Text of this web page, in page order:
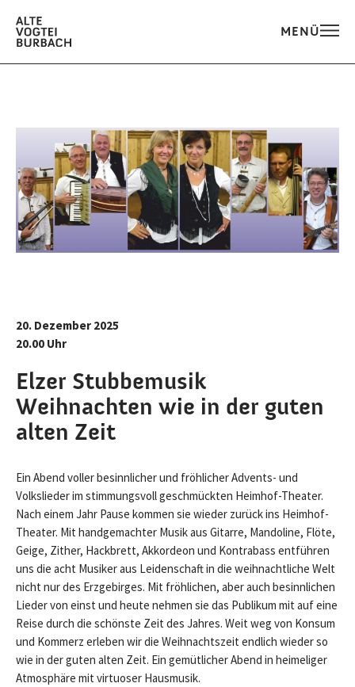
MENÜ
20. Dezember 2025
20.00 Uhr
Elzer Stubbemusik
Weihnachten wie in der guten
alten Zeit
Ein Abend voller besinnlicher und fröhlicher Advents- und
Volkslieder im stimmungsvoll geschmückten Heimhof-Theater.
Nach einem Jahr Pause kommen sie wieder zurück ins Heimhof-
Theater. Mit handgemachter Musik aus Gitarre, Mandoline, Flöte,
Geige, Zither, Hackbrett, Akkordeon und Kontrabass entführen
uns die acht Musiker aus Leidenschaft in die weihnachtliche Welt
nicht nur des Erzgebirges. Mit fröhlichen, aber auch besinnlichen
Lieder von einst und heute nehmen sie das Publikum mit auf eine
Reise durch die schönste Zeit des Jahres. Weit weg von Konsum
und Kommerz erleben wir die Weihnachtszeit endlich wieder so
wie in der guten alten Zeit. Ein gemütlicher Abend in heimeliger
Atmosphäre mit virtuoser Hausmusik.